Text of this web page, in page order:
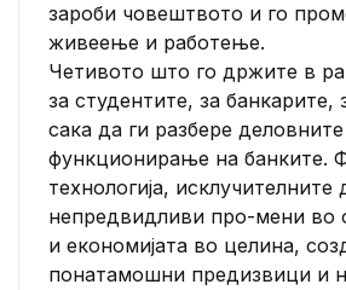
зароби човештвото и го
живеење и работење.
Четивото што го држите в
за студентите, за банкарите,
сака да ги разбере
функционирање на банките.
технологија,
непредвидливи про-мени во
и економијата во целина,
понатамошни предизвици и